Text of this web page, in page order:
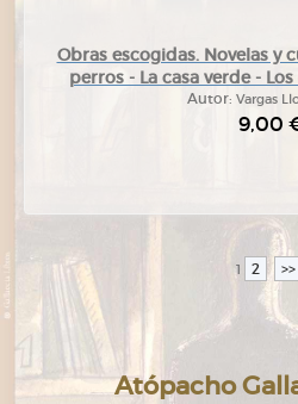
Obras escogidas. Novelas y
perros - La casa verde -
Autor: Vargas
9,00
1 2 >>
Atópacho